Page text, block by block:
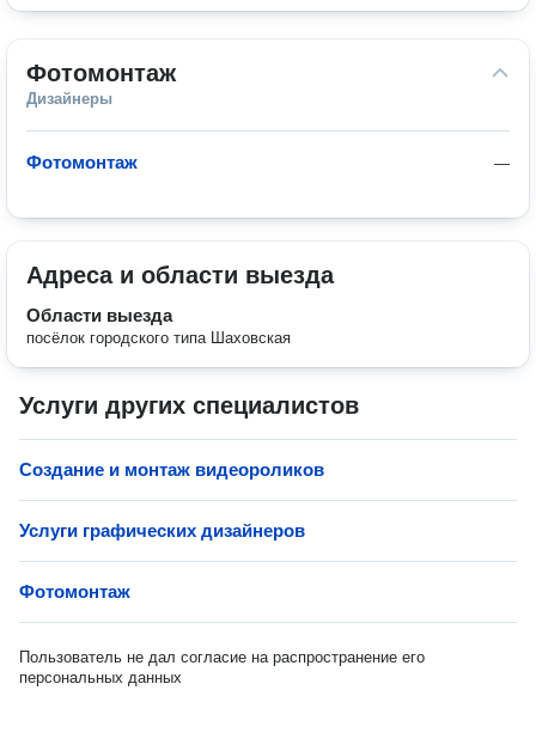
Фотомонтаж
Дизайнеры
—
Фотомонтаж
Адреса и области выезда
Области выезда
посёлок городского типа Шаховская
Услуги других специалистов
Создание и монтаж видеороликов
Услуги графических дизайнеров
Фотомонтаж
Пользователь не дал согласие на распространение его
персональных данных